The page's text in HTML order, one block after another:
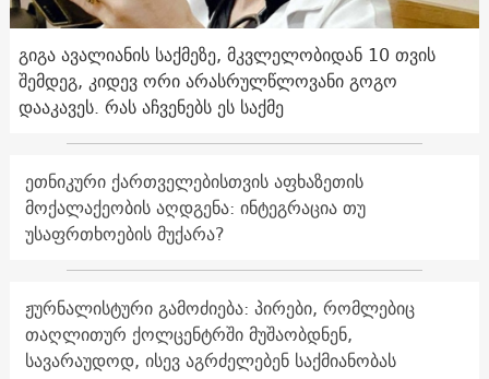
გიგა ავალიანის საქმეზე, მკვლელობიდან 10 თვის
შემდეგ, კიდევ ორი არასრულწლოვანი გოგო
დააკავეს. რას აჩვენებს ეს საქმე
ეთნიკური ქართველებისთვის აფხაზეთის
მოქალაქეობის აღდგენა: ინტეგრაცია თუ
უსაფრთხოების მუქარა?
ჟურნალისტური გამოძიება: პირები, რომლებიც
თაღლითურ ქოლცენტრში მუშაობდნენ,
სავარაუდოდ, ისევ აგრძელებენ საქმიანობას